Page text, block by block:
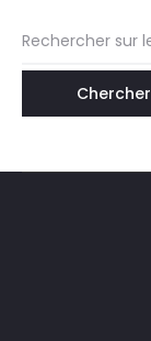
Rechercher: